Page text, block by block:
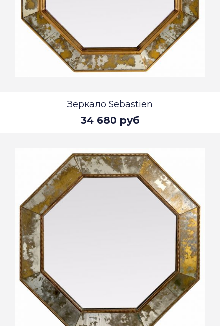
Зеркало Sebastien
34 680 руб